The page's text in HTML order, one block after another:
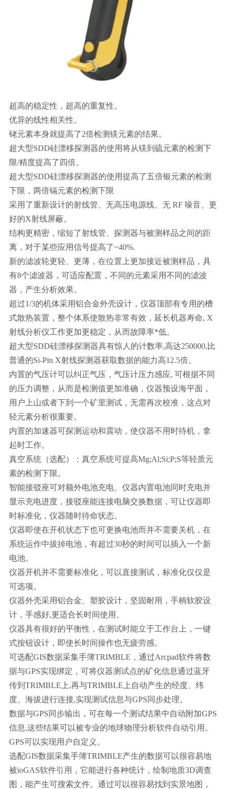
超高的稳定性，超高的重复性。
优异的线性相关性。
铑元素本身就提高了2倍检测镁元素的结果。
超大型SDD硅漂移探测器的使用将从镁到硫元素的检测下
限/精度提高了四倍。
超大型SDD硅漂移探测器的使用提高了五倍银元素的检测
下限，两倍镉元素的检测下限
采用了重新设计的射线管、无高压电源线、无 RF 噪音、更
好的X射线屏蔽。
结构更精密，缩短了射线管、探测器与被测样品之间的距
离，对于某些应用信号提高了~40%.
新的滤波轮更轻、更薄，在位置上更加接近被测样品，具
有8个滤波器，可适应配置，不同的元素采用不同的滤波
器，产生分析效果。
超过1/3的机体采用铝合金外壳设计，仪器顶部有专用的槽
式散热装置，整个体系使散热非常有效，延长机器寿命, X
射线分析仪工作更加更稳定，从而故障率*低。
超大型SDD硅漂移探测器具有惊人的计数率,高达250000,比
普通的Si-Pin X射线探测器获取数据的能力高12.5倍。
内置的气压计可以纠正气压，气压计压力感应, 可根据不同
的压力调整，从而是检测值更加准确，仪器预设海平面，
用户上山或者下到一个矿里测试，无需再次校准，这点对
轻元素分析很重要。
内置的加速器可探测运动和震动，使仪器不用时待机，拿
起时工作。
真空系统（选配）：真空系统可提高Mg;Al;Si;P;S等轻质元
素的检测下限。
智能接驳座可对额外电池充电、仪器内置电池同时充电并
显示充电进度，接驳座能连接电脑交换数据，可让仪器即
时标准化，仪器随时待命状态。
仪器即使在开机状态下也可更换电池而并不需要关机，在
系统运作中拔掉电池，有超过30秒的时间可以插入一个新
电池。
仪器开机并不需要标准化，可以直接测试，标准化仅仅是
可选项。
仪器外壳采用铝合金、塑胶设计，坚固耐用，手柄软胶设
计，手感好,更适合长时间使用。
仪器具有很好的平衡性，在测试时能立于工作台上，一键
式按钮设计，即使长时间操作也无疲劳感。
可选配GIS数据采集手簿TRIMBLE，通过Arcpad软件将数
据与GPS实现绑定，可将仪器测试点的矿化信息通过蓝牙
传到TRIMBLE上,再与TRIMBLE上自动产生的经度、纬
度、海拔进行连接,实现测试信息与GPS同步处理。
数据与GPS同步输出，可在每一个测试结果中自动附加GPS
信息,这些结果可以被专业的地球物理分析软件自动引用。
GPS可以实现用户自定义。
选配GIS数据采集手簿TRIMBLE产生的数据可以很容易地
被ioGAS软件引用，它能进行各种统计，绘制地质3D调查
图，能产生可搜索文件。通过可以很容易找到实景地图，